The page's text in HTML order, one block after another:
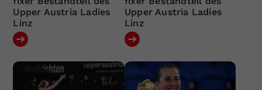
Upper Austria Ladies
Linz
Upper Austria Ladies
Linz